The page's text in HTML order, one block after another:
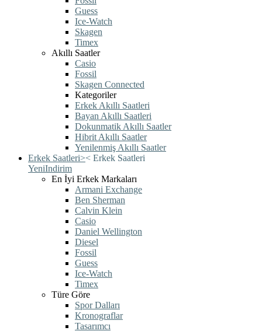
Guess
Ice-Watch
Skagen
Timex
Akıllı Saatler
Casio
Fossil
Skagen Connected
Kategoriler
Erkek Akıllı Saatleri
Bayan Akıllı Saatleri
Dokunmatik Akıllı Saatler
Hibrit Akıllı Saatler
Yenilenmiş Akıllı Saatler
Erkek Saatleri>< Erkek Saatleri
YeniIndirim
En İyi Erkek Markaları
Armani Exchange
Ben Sherman
Calvin Klein
Casio
Daniel Wellington
Diesel
Fossil
Guess
Ice-Watch
Timex
Türe Göre
Spor Dalları
Kronograflar
Tasarımcı